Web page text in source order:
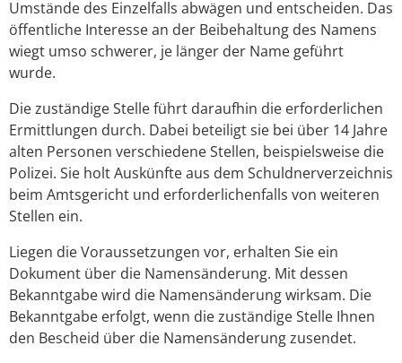
Umstände des Einzelfalls abwägen und entscheiden. Das
öffentliche Interesse an der Beibehaltung des Namens
wiegt umso schwerer, je länger der Name geführt
wurde.
Die zuständige Stelle führt daraufhin die erforderlichen
Ermittlungen durch. Dabei beteiligt sie bei über 14 Jahre
alten Personen verschiedene Stellen, beispielsweise die
Polizei. Sie holt Auskünfte aus dem Schuldnerverzeichnis
beim Amtsgericht und erforderlichenfalls von weiteren
Stellen ein.
Liegen die Voraussetzungen vor, erhalten Sie ein
Dokument über die Namensänderung. Mit dessen
Bekanntgabe wird die Namensänderung wirksam. Die
Bekanntgabe erfolgt, wenn die zuständige Stelle Ihnen
den Bescheid über die Namensänderung zusendet.